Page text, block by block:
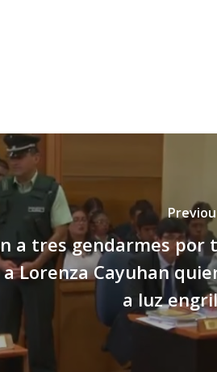
a tres gendarmes por
Lorenza Cayuhan
a luz